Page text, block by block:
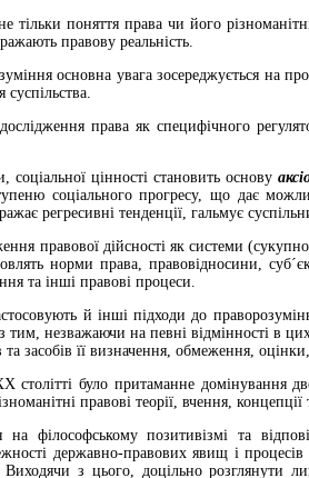
тільки поняття права чи його
правову реальність.
основна увага зосере­джується на
права як специ­фічного
цінності становить основу
соціального про­гресу, що дає
регресивні тенденції, гальмує
правової дійсності як систе­ми
норми права, правовідно­сини,
та інші правові процеси.
й інші підходи до
тим, незважаючи на певні відмінності
засобів її визначення, обмеження,
столітті було притаманне
пра­вові теорії, вчення,
філософському позитивізмі та
державно-правових явищ і
Виходячи з цього, доцільно розглянути